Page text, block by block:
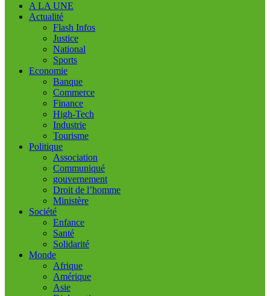
A LA UNE
Actualité
Flash Infos
Justice
National
Sports
Economie
Banque
Commerce
Finance
High-Tech
Industrie
Tourisme
Politique
Association
Communiqué
gouvernement
Droit de l’homme
Ministère
Société
Enfance
Santé
Solidarité
Monde
Afrique
Amérique
Asie